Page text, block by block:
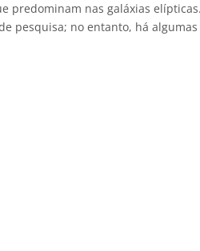
predominam nas galáxias
pesquisa; no entanto, há